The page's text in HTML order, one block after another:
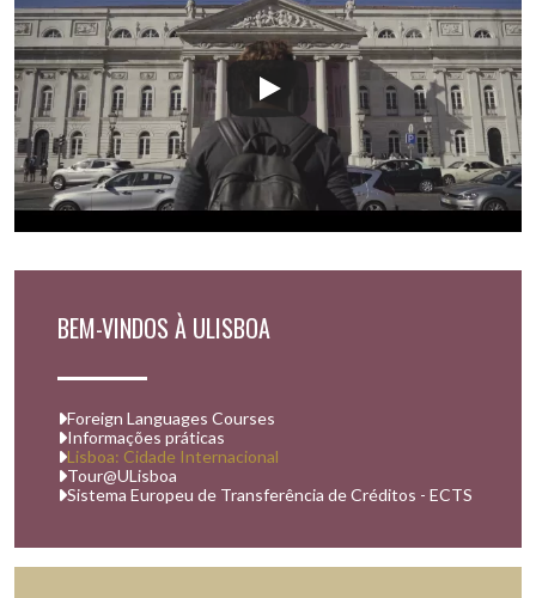
BEM-VINDOS À ULISBOA
Foreign Languages Courses
Informações práticas
Lisboa: Cidade Internacional
Tour@ULisboa
Sistema Europeu de Transferência de Créditos - ECTS